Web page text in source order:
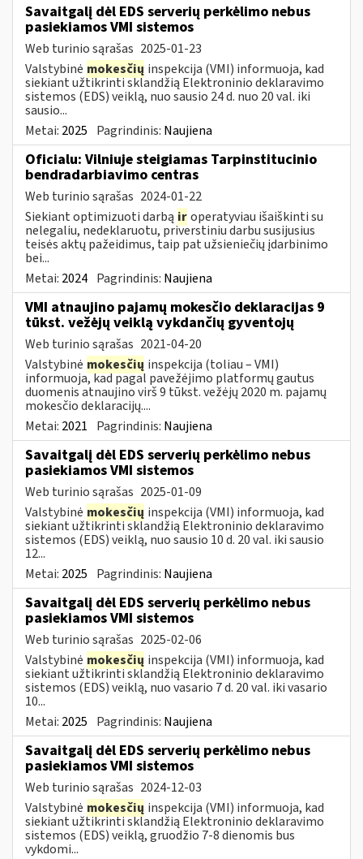
Savaitgalį dėl EDS serverių perkėlimo nebus
pasiekiamos VMI sistemos
Web turinio sąrašas 2025-01-23
Valstybinė mokesčių inspekcija (VMI) informuoja, kad
siekiant užtikrinti sklandžią Elektroninio deklaravimo
sistemos (EDS) veiklą, nuo sausio 24 d. nuo 20 val. iki
sausio...
Metai: 2025 Pagrindinis: Naujiena
Oficialu: Vilniuje steigiamas Tarpinstitucinio
bendradarbiavimo centras
Web turinio sąrašas 2024-01-22
Siekiant optimizuoti darbą iroperatyviau išaiškinti su
nelegaliu, nedeklaruotu, priverstiniu darbu susijusius
teisės aktų pažeidimus, taip pat užsieniečių įdarbinimo
bei...
Metai: 2024 Pagrindinis: Naujiena
VMI atnaujino pajamų mokesčio deklaracijas 9
tūkst. vežėjų veiklą vykdančių gyventojų
Web turinio sąrašas 2021-04-20
Valstybinė mokesčių inspekcija (toliau – VMI)
informuoja, kad pagal pavežėjimo platformų gautus
duomenis atnaujino virš 9 tūkst. vežėjų 2020 m. pajamų
mokesčio deklaracijų....
Metai: 2021 Pagrindinis: Naujiena
Savaitgalį dėl EDS serverių perkėlimo nebus
pasiekiamos VMI sistemos
Web turinio sąrašas 2025-01-09
Valstybinė mokesčių inspekcija (VMI) informuoja, kad
siekiant užtikrinti sklandžią Elektroninio deklaravimo
sistemos (EDS) veiklą, nuo sausio 10 d. 20 val. iki sausio
12...
Metai: 2025 Pagrindinis: Naujiena
Savaitgalį dėl EDS serverių perkėlimo nebus
pasiekiamos VMI sistemos
Web turinio sąrašas 2025-02-06
Valstybinė mokesčių inspekcija (VMI) informuoja, kad
siekiant užtikrinti sklandžią Elektroninio deklaravimo
sistemos (EDS) veiklą, nuo vasario 7 d. 20 val. iki vasario
10...
Metai: 2025 Pagrindinis: Naujiena
Savaitgalį dėl EDS serverių perkėlimo nebus
pasiekiamos VMI sistemos
Web turinio sąrašas 2024-12-03
Valstybinė mokesčių inspekcija (VMI) informuoja, kad
siekiant užtikrinti sklandžią Elektroninio deklaravimo
sistemos (EDS) veiklą, gruodžio 7-8 dienomis bus
vykdomi...